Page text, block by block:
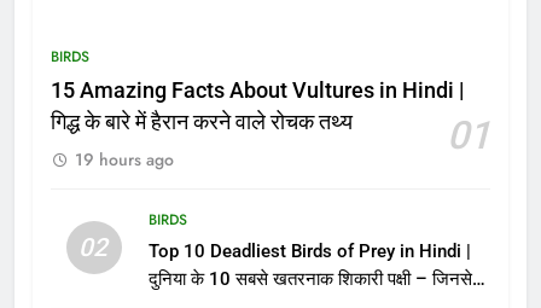
BIRDS
15 Amazing Facts About Vultures in Hindi |
गिद्ध के बारे में हैरान करने वाले रोचक तथ्य
01
19 hours ago
02
BIRDS
Top 10 Deadliest Birds of Prey in Hindi |
दुनिया के 10 सबसे खतरनाक शिकारी पक्षी – जिनसे